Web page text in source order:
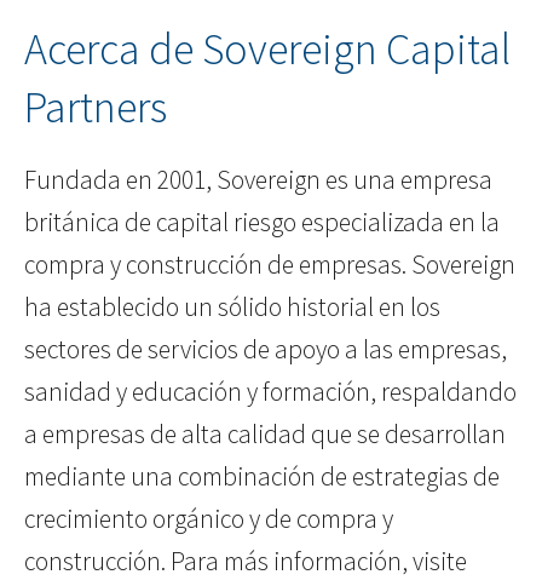
Acerca de Sovereign Capital
Partners
Fundada en 2001, Sovereign es una empresa
británica de capital riesgo especializada en la
compra y construcción de empresas. Sovereign
ha establecido un sólido historial en los
sectores de servicios de apoyo a las empresas,
sanidad y educación y formación, respaldando
a empresas de alta calidad que se desarrollan
mediante una combinación de estrategias de
crecimiento orgánico y de compra y
construcción. Para más información, visite